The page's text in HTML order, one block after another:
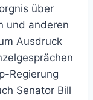
über
und anderen
Ausdruck
Regierung
Senator Bill